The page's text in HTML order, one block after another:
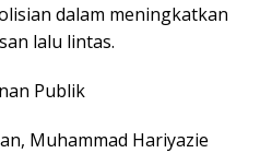
dalam meningkatkan
lalu lintas.
Publik
Muhammad Hariyazie